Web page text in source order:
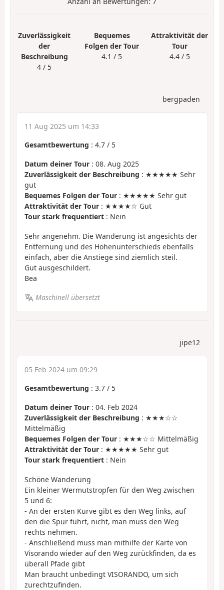
Zuverlässigkeit
der
Beschreibung
4 / 5
Bequemes
Folgen der Tour
4.1 / 5
Attraktivität der
Tour
4.4 / 5
bergpaden
11 Aug 2025 um 14:33
Gesamtbewertung : 4.7 / 5
Datum deiner Tour : 08. Aug 2025
Zuverlässigkeit der Beschreibung : ★★★★★ Sehr
gut
Bequemes Folgen der Tour : ★★★★★ Sehr gut
Attraktivität der Tour : ★★★★☆ Gut
Tour stark frequentiert : Nein
Sehr angenehm. Die Wanderung ist angesichts der
Entfernung und des Höhenunterschieds ebenfalls
einfach, aber die Anstiege sind ziemlich steil.
Gut ausgeschildert.
Bea
Maschinell übersetzt
jipe12
05 Feb 2024 um 09:29
Gesamtbewertung : 3.7 / 5
Datum deiner Tour : 04. Feb 2024
Zuverlässigkeit der Beschreibung : ★★★☆☆
Mittelmäßig
Bequemes Folgen der Tour : ★★★☆☆ Mittelmäßig
Attraktivität der Tour : ★★★★★ Sehr gut
Tour stark frequentiert : Nein
Schöne Wanderung
Ein kleiner Wermutstropfen für den Weg zwischen
5 und 6:
- An der ersten Kurve gibt es den Weg links, auf
den die Spur führt, nicht, man muss den Weg
rechts nehmen.
- Anschließend muss man mithilfe der Karte von
Visorando wieder auf den Weg zurückfinden, da es
überall Pfade gibt
Man braucht unbedingt VISORANDO, um sich
zurechtzufinden.